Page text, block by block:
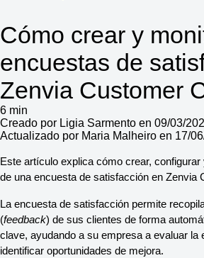
Cómo crear y
encuestas de
Zenvia Customer
6 min
Creado por Ligia Sarmento en 09/03/
Actualizado por Maria Malheiro en 17/
Este artículo explica cómo crear,
de una encuesta de satisfacción en Zenvia
La encuesta de satisfacción permite
(feedback) de sus clientes de forma
clave, ayudando a su empresa a evaluar la
identificar oportunidades de mejora.